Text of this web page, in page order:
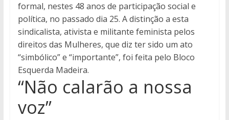
formal, nestes 48 anos de participação social e
política, no passado dia 25. A distinção a esta
sindicalista, ativista e militante feminista pelos
direitos das Mulheres, que diz ter sido um ato
“simbólico” e “importante”, foi feita pelo Bloco
Esquerda Madeira.
“Não calarão a nossa
voz”